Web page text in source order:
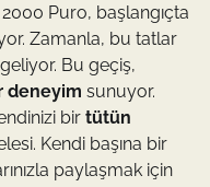
Puro, başlangıçta
Zamanla, bu tatlar
Bu geçiş,
deneyim sunuyor.
bir tütün
Kendi başına bir
paylaşmak için